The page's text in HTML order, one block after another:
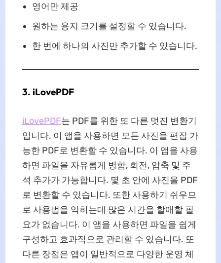
영어만 제공
원하는 용지 크기를 설정할 수 있습니다.
한 번에 하나의 사진만 추가할 수 있습니다.
3. iLovePDF
iLovePDF는 PDF를 위한 또 다른 멋진 변환기
입니다. 이 앱을 사용하면 모든 사진을 편집 가
능한 PDF로 변환할 수 있습니다. 이 앱을 사용
하면 파일을 자유롭게 병합, 회전, 압축 및 주
석 추가가 가능합니다. 몇 초 안에 사진을 PDF
로 변환할 수 있습니다. 또한 사용하기 쉬우므
로 사용법을 익히는데 많은 시간을 할애할 필
요가 없습니다. 이 앱을 사용하면 파일을 쉽게
구성하고 효과적으로 관리할 수 있습니다. 또
다른 장점은 앱이 일반적으로 다양한 운영 체